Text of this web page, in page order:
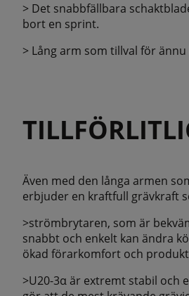
> Det snabbfällbara
bort en sprint.
> Lång arm som tillval för
Även med den långa armen
erbjuder en kraftfull grävkraft
>strömbrytaren, som är
snabbt och enkelt kan ändra
ökad förarkomfort och
>U20-3α är extremt stabil och